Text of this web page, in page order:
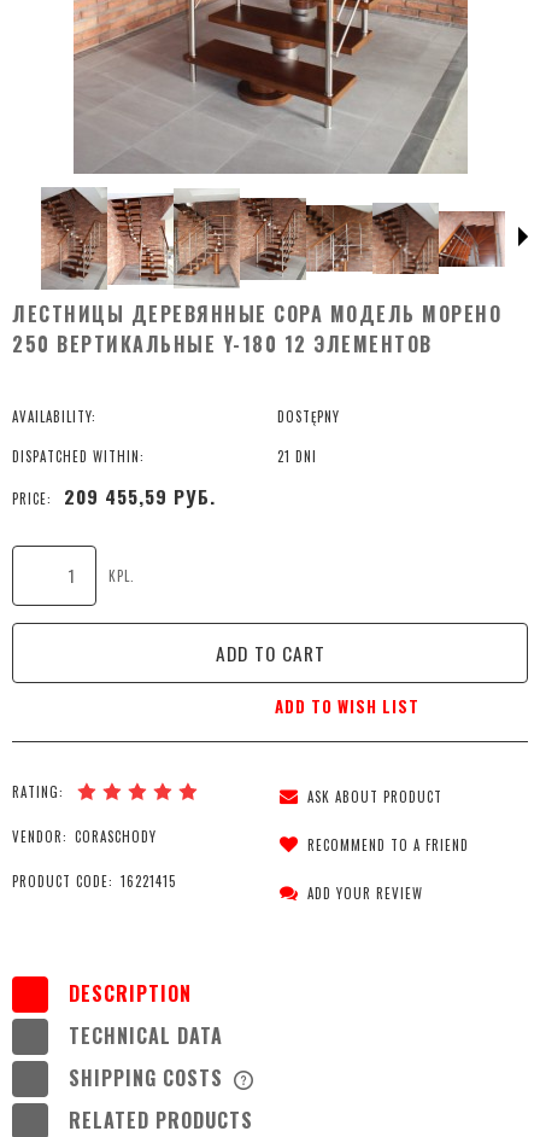
ЛЕСТНИЦЫ ДЕРЕВЯННЫЕ COPA МОДЕЛЬ МОРЕНО
250 ВЕРТИКАЛЬНЫЕ Y-180 12 ЭЛЕМЕНТОВ
AVAILABILITY: DOSTĘPNY
DISPATCHED WITHIN: 21 DNI
PRICE: 209 455,59 РУБ.
KPL.
ADD TO CART
ADD TO WISH LIST
RATING:
VENDOR: CORASCHODY
PRODUCT CODE: 16221415
ASK ABOUT PRODUCT
RECOMMEND TO A FRIEND
ADD YOUR REVIEW
DESCRIPTION
TECHNICAL DATA
SHIPPING COSTS
RELATED PRODUCTS